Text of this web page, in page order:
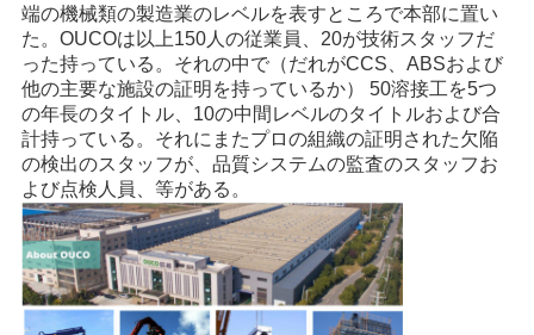
端の機械類の製造業のレベルを表すところで本部に置い
た。OUCOは以上150人の従業員、20が技術スタッフだ
った持っている。それの中で（だれがCCS、ABSおよび
他の主要な施設の証明を持っているか） 50溶接工を5つ
の年長のタイトル、10の中間レベルのタイトルおよび合
計持っている。それにまたプロの組織の証明された欠陥
の検出のスタッフが、品質システムの監査のスタッフお
よび点検人員、等がある。